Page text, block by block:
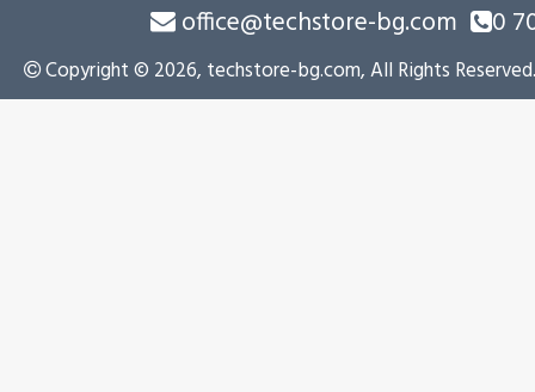
office@techstore-bg.com 0
Copyright © 2026, techstore-bg.com, All Rights Reserved.